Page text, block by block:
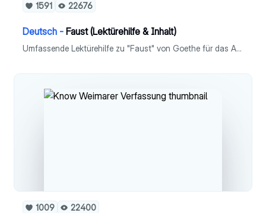
1591 22676
Deutsch - Faust (Lektürehilfe & Inhalt)
Umfassende Lektürehilfe zu "Faust" von Goethe für das Abitur - Kurzzusammenfassung - Figuren - Inhalt (jede Szene) - Fausts Entwicklung - Vergleich: Faust & Gretchen - Entgrenzungsversuche - Interpretation - Form - Sprache & Stil - Gattung & Epoche
1009 22400